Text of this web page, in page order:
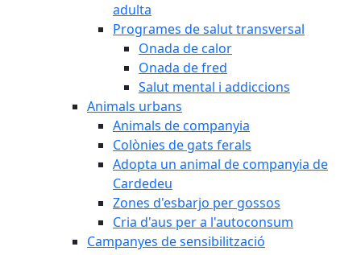
adulta
Programes de salut transversal
Onada de calor
Onada de fred
Salut mental i addiccions
Animals urbans
Animals de companyia
Colònies de gats ferals
Adopta un animal de companyia de
Cardedeu
Zones d'esbarjo per gossos
Cria d'aus per a l'autoconsum
Campanyes de sensibilització